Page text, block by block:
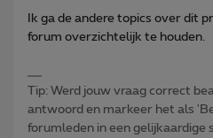
Ik ga de andere topics over dit
forum overzichtelijk te houden.
Tip: Werd jouw vraag correct
antwoord en markeer het als
forumleden in een gelijkaardige